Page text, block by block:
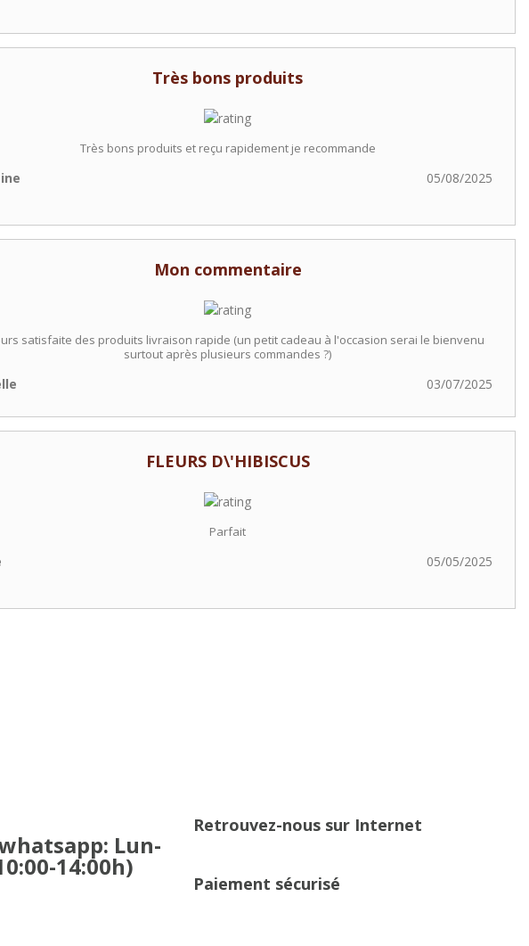
Très bons produits
Très bons produits et reçu rapidement je recommande
05/08/2025
Mon commentaire
satisfaite des produits livraison rapide (un petit cadeau à l'occasion serai le bienvenu
surtout après plusieurs commandes ?)
03/07/2025
FLEURS D\'HIBISCUS
Parfait
05/05/2025
Lun-
14:00h)
Retrouvez-nous sur Internet
Paiement sécurisé